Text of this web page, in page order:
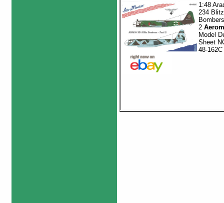
1:48
234 Blitz
2
Model
Sheet
48-162C